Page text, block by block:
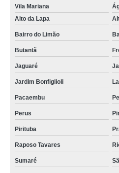
panetones recheado trufados Jardim
preço de panetone trufado barato
panetone recheado trufado preço Santa
panetone trufado gourmet preço Pirituba
empresa de panetone trufado decorado
mini panetones trufados Jardim
panetone trufado decorado preço Vila
panetone trufado chocolate preço Marília
Vila Mariana
Alto da Lapa
Bairro do Limão
Butantã
Jaguaré
Jardim Bonfiglioli
Pacaembu
Perus
Pirituba
Raposo Tavares
Sumaré